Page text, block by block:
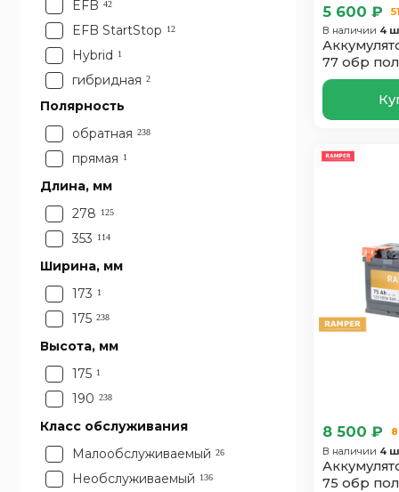
78 5
80 5
90 11
92 4
95 23
96 1
EFB 42
EFB StartStop 12
Hybrid 1
гибридная 2
Полярность
обратная 238
прямая 1
Длина, мм
278
125
353 114
Ширина, мм
173
1
175 238
Высота, мм
175 1
190 238
Класс обслуживания
Малообслуживаемый 26
Необслуживаемый 136
5 600 ₽
В наличии 4
77 обр пол
8 500 ₽
В наличии 4
75 обр пол